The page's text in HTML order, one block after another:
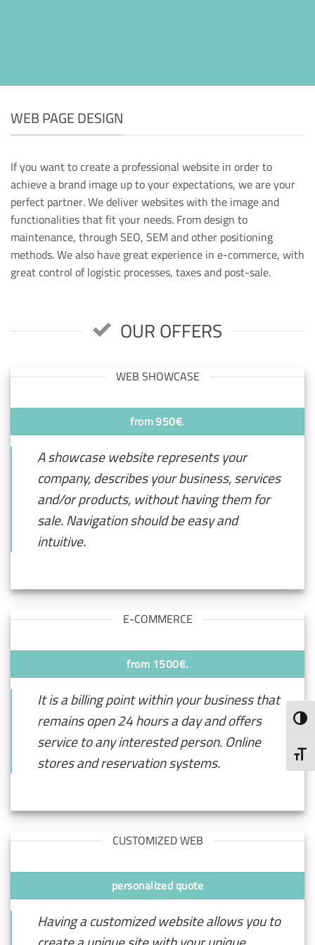
WEB PAGE DESIGN
If you want to create a professional website in order to
achieve a brand image up to your expectations, we are your
perfect partner. We deliver websites with the image and
functionalities that fit your needs. From design to
maintenance, through SEO, SEM and other positioning
methods. We also have great experience in e-commerce, with
great control of logistic processes, taxes and post-sale.
OUR OFFERS
WEB SHOWCASE
from 950€.
A showcase website represents your
company, describes your business, services
and/or products, without having them for
sale. Navigation should be easy and
intuitive.
E-COMMERCE
from 1500€.
It is a billing point within your business that
remains open 24 hours a day and offers
service to any interested person. Online
stores and reservation systems.
CUSTOMIZED WEB
personalized quote
Having a customized website allows you to